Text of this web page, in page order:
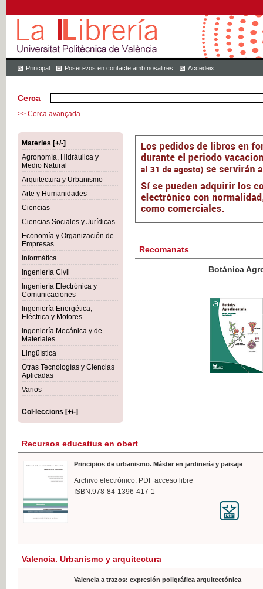
Principal Poseu-vos en contacte amb nosaltres Accedeix
Cerca
>> Cerca avançada
Materies [+/-]
Agronomía, Hidráulica y
Medio Natural
Arquitectura y Urbanismo
Arte y Humanidades
Ciencias
Ciencias Sociales y Jurídicas
Economía y Organización de
Empresas
Informática
Ingeniería Civil
Ingeniería Electrónica y
Comunicaciones
Ingeniería Energética,
Eléctrica y Motores
Ingeniería Mecánica y de
Materiales
Lingüística
Otras Tecnologías y Ciencias
Aplicadas
Varios
Col·leccions [+/-]
Recomanats
Botánica Agroalimentaria
IVA
Recursos educatius en obert
Principios de urbanismo. Máster en jardinería y paisaje
Archivo electrónico. PDF acceso libre
ISBN:978-84-1396-417-1
Valencia. Urbanismo y arquitectura
Valencia a trazos: expresión poligráfica arquitectónica